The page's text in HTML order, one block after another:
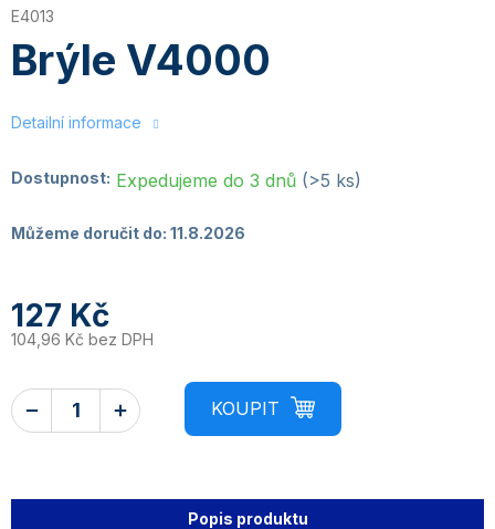
Brýle V4000
E4013
Detailní informace
Dostupnost: Expedujeme do 3 dnů (>5 ks)
Můžeme doručit do: 11.8.2026
127 Kč
104,96 Kč bez DPH
Popis produktu